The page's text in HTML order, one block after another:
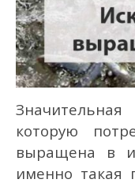
которую
выращена в
именно такая